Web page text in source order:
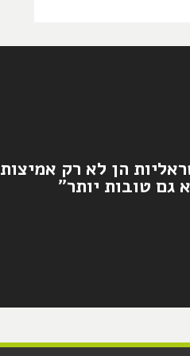
הן לא רק אמיצות
גם טובות יותר"